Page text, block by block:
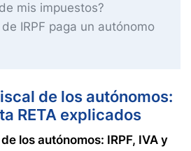
mis impuestos?
IRPF paga un autónomo
de los autónomos:
RETA explicados
los autónomos: IRPF, IVA y